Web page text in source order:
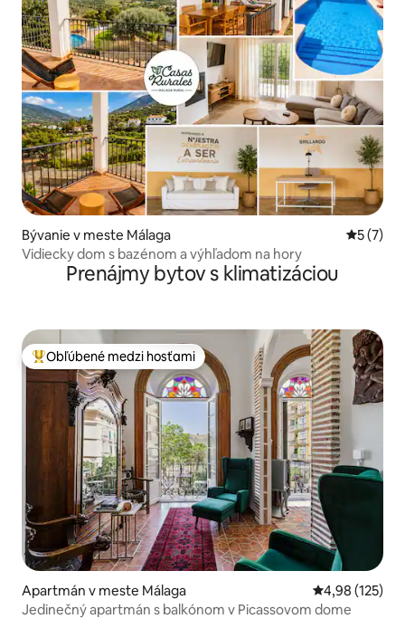
Bývanie v meste Málaga
5 (7)
Vidiecky dom s bazénom a výhľadom na hory
Prenájmy bytov s klimatizáciou
Najobľúbenejšie medzi hosťami
Obľúbené medzi hosťami
Apartmán v meste Málaga Priemerné
4,98 (125)
Jedinečný apartmán s balkónom v Picassovom dome